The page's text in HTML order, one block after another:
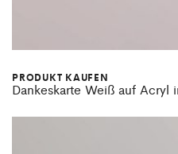
PRODUKT KAUFEN
Dankeskarte Weiß auf Acryl